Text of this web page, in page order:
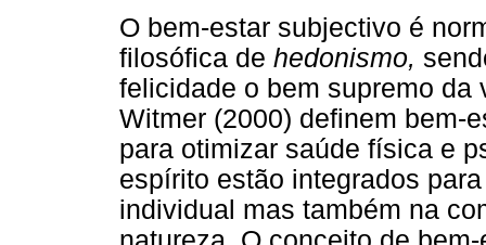
O bem-estar subjectivo é
filosófica de hedonismo,
felicidade o bem supremo da
Witmer (2000) definem bem-
para otimizar saúde física e
espírito estão integrados
individual mas também na